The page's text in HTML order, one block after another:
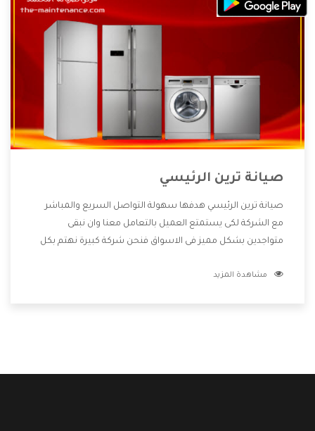
صيانة ترين الرئيسي
صيانة ترين الرئيسي هدفها سهولة التواصل السريع والمباشر
مع الشركة لكى يستمتع العميل بالتعامل معنا وان نبقى
متواجدين بشكل مميز فى الاسواق فنحن شركة كبيرة نهتم بكل
الشركة بها والتى تكون منها خدمة الصيانة التى تكون من أهم
مشاهدة المزيد